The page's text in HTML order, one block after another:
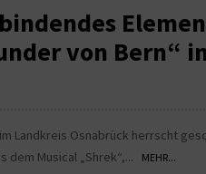
von Bern“
Landkreis Osnabrück herrscht
dem Musical „Shrek“,...
MEHR...